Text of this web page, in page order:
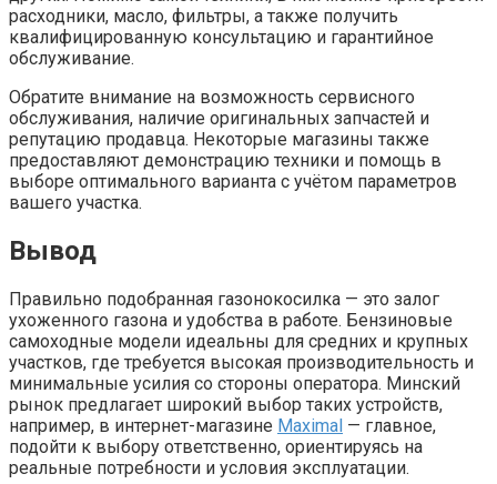
расходники, масло, фильтры, а также получить
квалифицированную консультацию и гарантийное
обслуживание.
Обратите внимание на возможность сервисного
обслуживания, наличие оригинальных запчастей и
репутацию продавца. Некоторые магазины также
предоставляют демонстрацию техники и помощь в
выборе оптимального варианта с учётом параметров
вашего участка.
Вывод
Правильно подобранная газонокосилка — это залог
ухоженного газона и удобства в работе. Бензиновые
самоходные модели идеальны для средних и крупных
участков, где требуется высокая производительность и
минимальные усилия со стороны оператора. Минский
рынок предлагает широкий выбор таких устройств,
например, в интернет-магазине Maximal — главное,
подойти к выбору ответственно, ориентируясь на
реальные потребности и условия эксплуатации.